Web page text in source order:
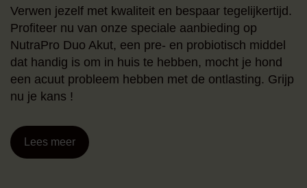
Verwen jezelf met kwaliteit en bespaar tegelijkertijd.
Profiteer nu van onze speciale aanbieding op
NutraPro Duo Akut, een pre- en probiotisch middel
dat handig is om in huis te hebben, mocht je hond
een acuut probleem hebben met de ontlasting. Grijp
nu je kans !
Lees meer